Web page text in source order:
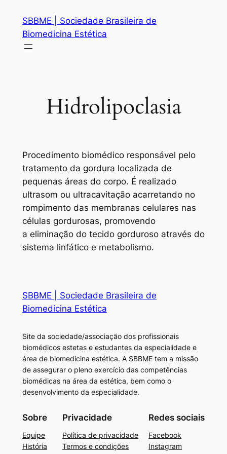
conteúdo
SBBME | Sociedade Brasileira de
Biomedicina Estética
Hidrolipoclasia
Procedimento biomédico responsável pelo
tratamento da gordura localizada de
pequenas áreas do corpo. É realizado
ultrasom ou ultracavitação acarretando no
rompimento das membranas celulares nas
células gordurosas, promovendo
a eliminação do tecido gorduroso através do
sistema linfático e metabolismo.
SBBME | Sociedade Brasileira de
Biomedicina Estética
Site da sociedade/associação dos profissionais
biomédicos estetas e estudantes da especialidade e
área de biomedicina estética. A SBBME tem a missão
de assegurar o pleno exercício das competências
biomédicas na área da estética, bem como o
desenvolvimento da especialidade.
Sobre
Equipe
História
Privacidade
Política de privacidade
Termos e condições
Redes sociais
Facebook
Instagram